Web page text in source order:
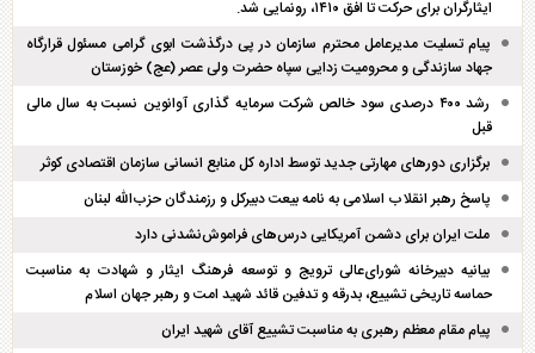
ایثارگران برای حرکت تا افق ۱۴۱۰، رونمایی شد.
پیام تسلیت مدیرعامل محترم سازمان در پی درگذشت ابوی گرامی مسئول قرارگاه
جهاد سازندگی و محرومیت زدایی سپاه حضرت ولی عصر (عج) خوزستان
رشد ۴۰۰ درصدی سود خالص شرکت سرمایه گذاری آوانوین نسبت به سال مالی
قبل
برگزاری دور‌های مهارتی جدید توسط اداره کل منابع انسانی سازمان اقتصادی کوثر
پاسخ رهبر انقلاب اسلامی به نامه بیعت دبیرکل و رزمندگان حزب‌الله لبنان
ملت ایران برای دشمن آمریکایی درس‌های فراموش‌نشدنی دارد
بیانیه دبیرخانه شورای‌عالی ترویج و توسعه فرهنگ ایثار و شهادت به مناسبت
حماسه تاریخی تشییع، بدرقه و تدفین قائد شهید امت و رهبر جهان اسلام
پیام مقام معظم رهبری به مناسبت تشییع آقای شهید ایران